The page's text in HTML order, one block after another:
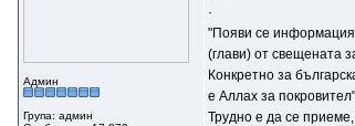
Админ
Група: админ
·
"Появи се информация
(глави) от свещената
Конкретно за
е Аллах за
Трудно е да се